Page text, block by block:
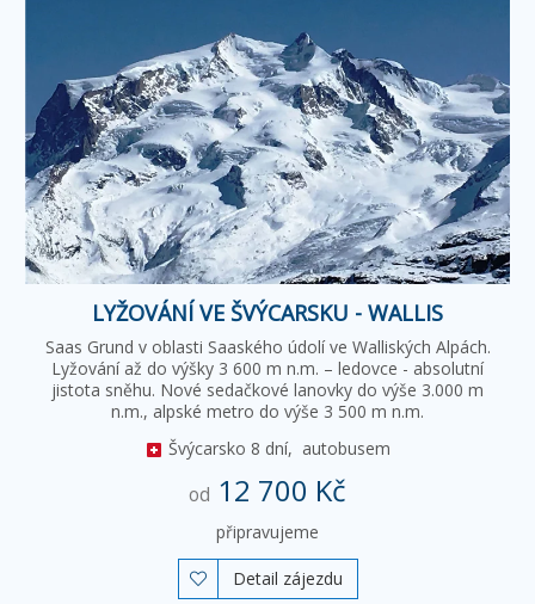
LYŽOVÁNÍ VE ŠVÝCARSKU - WALLIS
Saas Grund v oblasti Saaského údolí ve Walliských Alpách.
Lyžování až do výšky 3 600 m n.m. – ledovce - absolutní
jistota sněhu. Nové sedačkové lanovky do výše 3.000 m
n.m., alpské metro do výše 3 500 m n.m.
Švýcarsko 8 dní, autobusem
od 12 700 Kč
připravujeme
 Detail zájezdu